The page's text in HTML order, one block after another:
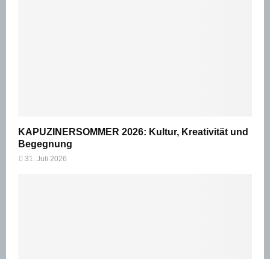
KAPUZINERSOMMER 2026: Kultur, Kreativität und
Begegnung
31. Juli 2026